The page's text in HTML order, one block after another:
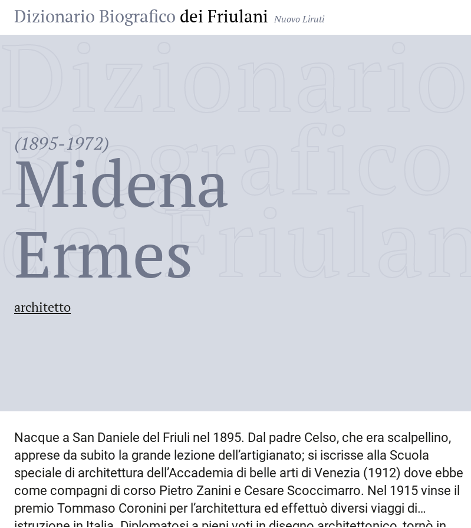
Dizionario Biografico dei Friulani Nuovo Liruti
(1895-1972)
Midena
Ermes
architetto
Dizionario
Biografico
dei Friulani
Nacque a San Daniele del Friuli nel 1895. Dal padre Celso, che era scalpellino,
apprese da subito la grande lezione dell’artigianato; si iscrisse alla Scuola
speciale di architettura dell’Accademia di belle arti di Venezia (1912) dove ebbe
come compagni di corso Pietro Zanini e Cesare Scoccimarro. Nel 1915 vinse il
premio Tommaso Coronini per l’architettura ed effettuò diversi viaggi di